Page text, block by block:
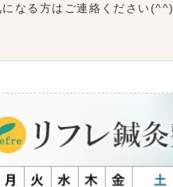
になる方はご連絡ください(^^)